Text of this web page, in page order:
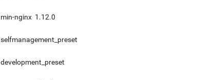
min-nginx 1.12.0
selfmanagement_preset
development_preset